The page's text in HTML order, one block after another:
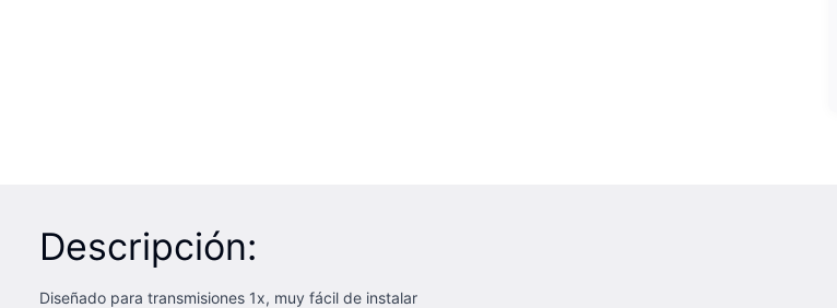
Descripción:
Diseñado para transmisiones 1x, muy fácil de instalar